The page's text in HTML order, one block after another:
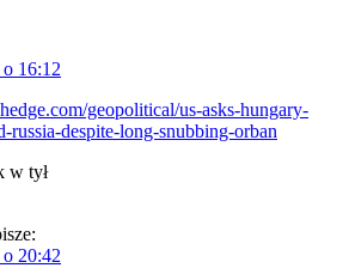
16:12
geopolitical/us-asks-hungary-
russia-despite-long-snubbing-orban
w tył
20:42